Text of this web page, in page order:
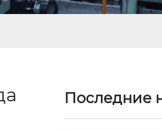
Последние